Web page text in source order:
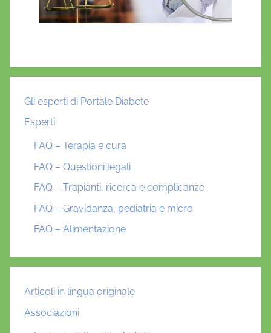
Gli esperti di Portale Diabete
Esperti
FAQ – Terapia e cura
FAQ – Questioni legali
FAQ – Trapianti, ricerca e complicanze
FAQ – Gravidanza, pediatria e micro
FAQ – Alimentazione
Articoli in lingua originale
Associazioni